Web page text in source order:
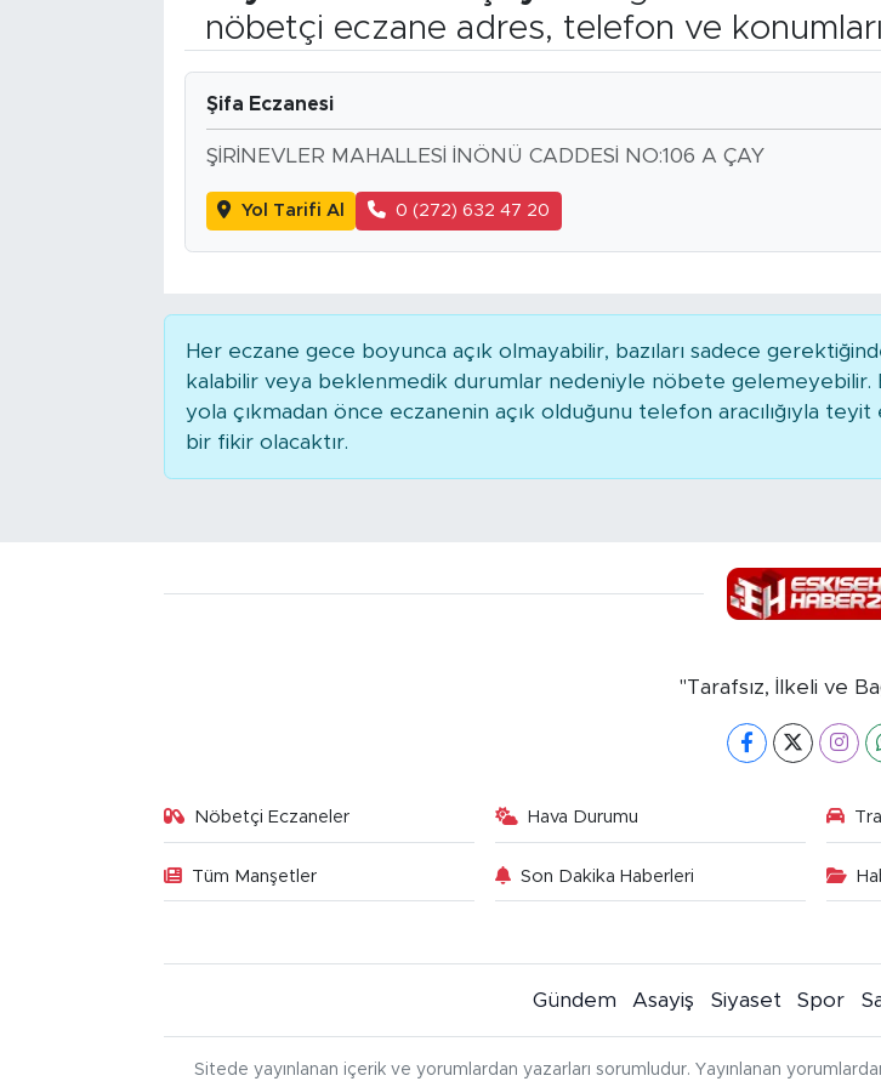
nöbetçi eczane adres, telefon ve konumları
Şifa Eczanesi
ŞİRİNEVLER MAHALLESİ İNÖNÜ CADDESİ NO:106 A ÇAY
Yol Tarifi Al 0 (272) 632 47 20
Her eczane gece boyunca açık olmayabilir, bazıları sadece
kalabilir veya beklenmedik durumlar nedeniyle nöbete gelemeyebilir.
yola çıkmadan önce eczanenin açık olduğunu telefon aracılığıyla
bir fikir olacaktır.
"Tarafsız, İlkeli ve
Nöbetçi Eczaneler Hava Durumu
Tüm Manşetler Son Dakika Haberleri
Gündem Asayiş Siyaset Spor
Sitede yayınlanan içerik ve yorumlardan yazarları sorumludur. Yayınlanan